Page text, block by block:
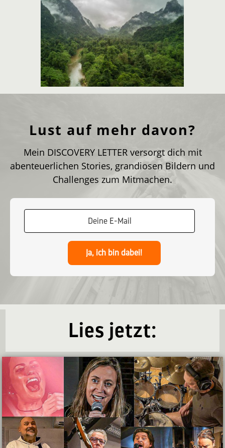
Lust auf mehr davon?
Mein DISCOVERY LETTER versorgt dich mit
abenteuerlichen Stories, grandiosen Bildern und
Challenges zum Mitmachen.
Ja, ich bin dabei!
Lies jetzt: